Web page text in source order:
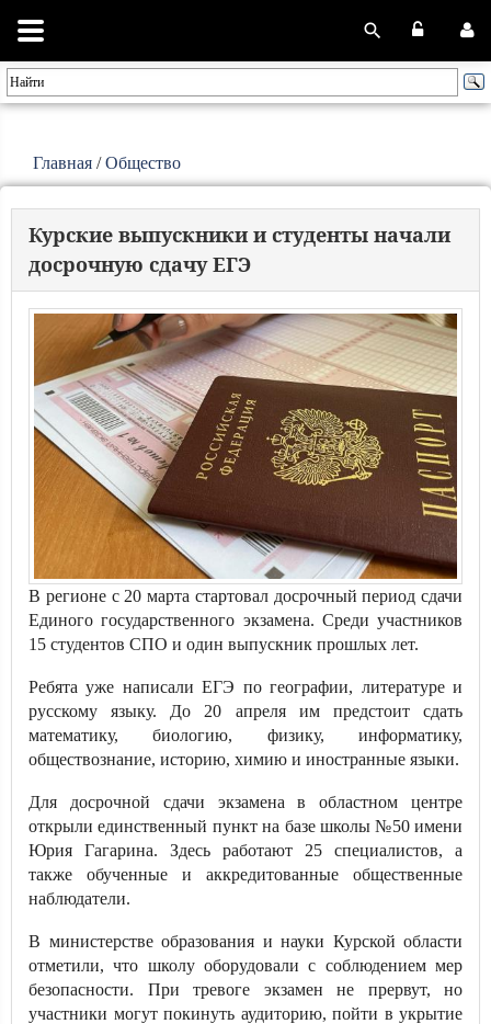
Главная /Общество
Курские выпускники и студенты начали
досрочную сдачу ЕГЭ
В регионе с 20 марта стартовал досрочный период сдачи
Единого государственного экзамена. Среди участников
15 студентов СПО и один выпускник прошлых лет.
Ребята уже написали ЕГЭ по географии, литературе и
русскому языку. До 20 апреля им предстоит сдать
математику, биологию, физику, информатику,
обществознание, историю, химию и иностранные языки.
Для досрочной сдачи экзамена в областном центре
открыли единственный пункт на базе школы №50 имени
Юрия Гагарина. Здесь работают 25 специалистов, а
также обученные и аккредитованные общественные
наблюдатели.
В министерстве образования и науки Курской области
отметили, что школу оборудовали с соблюдением мер
безопасности. При тревоге экзамен не прервут, но
участники могут покинуть аудиторию, пойти в укрытие